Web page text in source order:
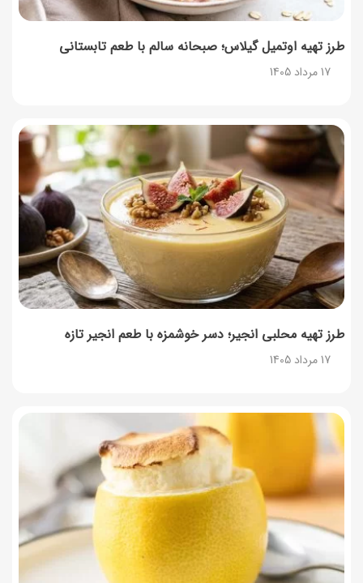
طرز تهیه اوتمیل گیلاس؛ صبحانه سالم با طعم تابستانی
17 مرداد 1405
طرز تهیه محلبی انجیر؛ دسر خوشمزه با طعم انجیر تازه
17 مرداد 1405